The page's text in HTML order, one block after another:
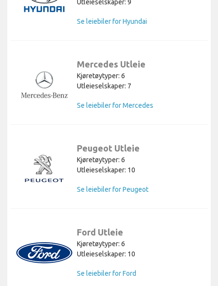
Utleieselskaper: 9
Se leiebiler for Hyundai
Mercedes Utleie
Kjøretøytyper: 6
Utleieselskaper: 7
Se leiebiler for Mercedes
Peugeot Utleie
Kjøretøytyper: 6
Utleieselskaper: 10
Se leiebiler for Peugeot
Ford Utleie
Kjøretøytyper: 6
Utleieselskaper: 10
Se leiebiler for Ford